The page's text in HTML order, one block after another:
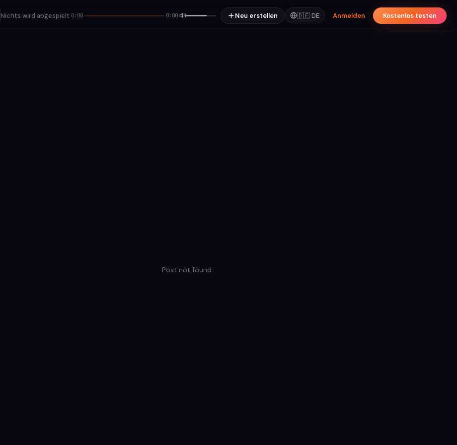
Nichts wird abgespielt 0:00 0:00 Neu erstellen 🇩🇪DE Anmelden Kostenlos testen
Post not found